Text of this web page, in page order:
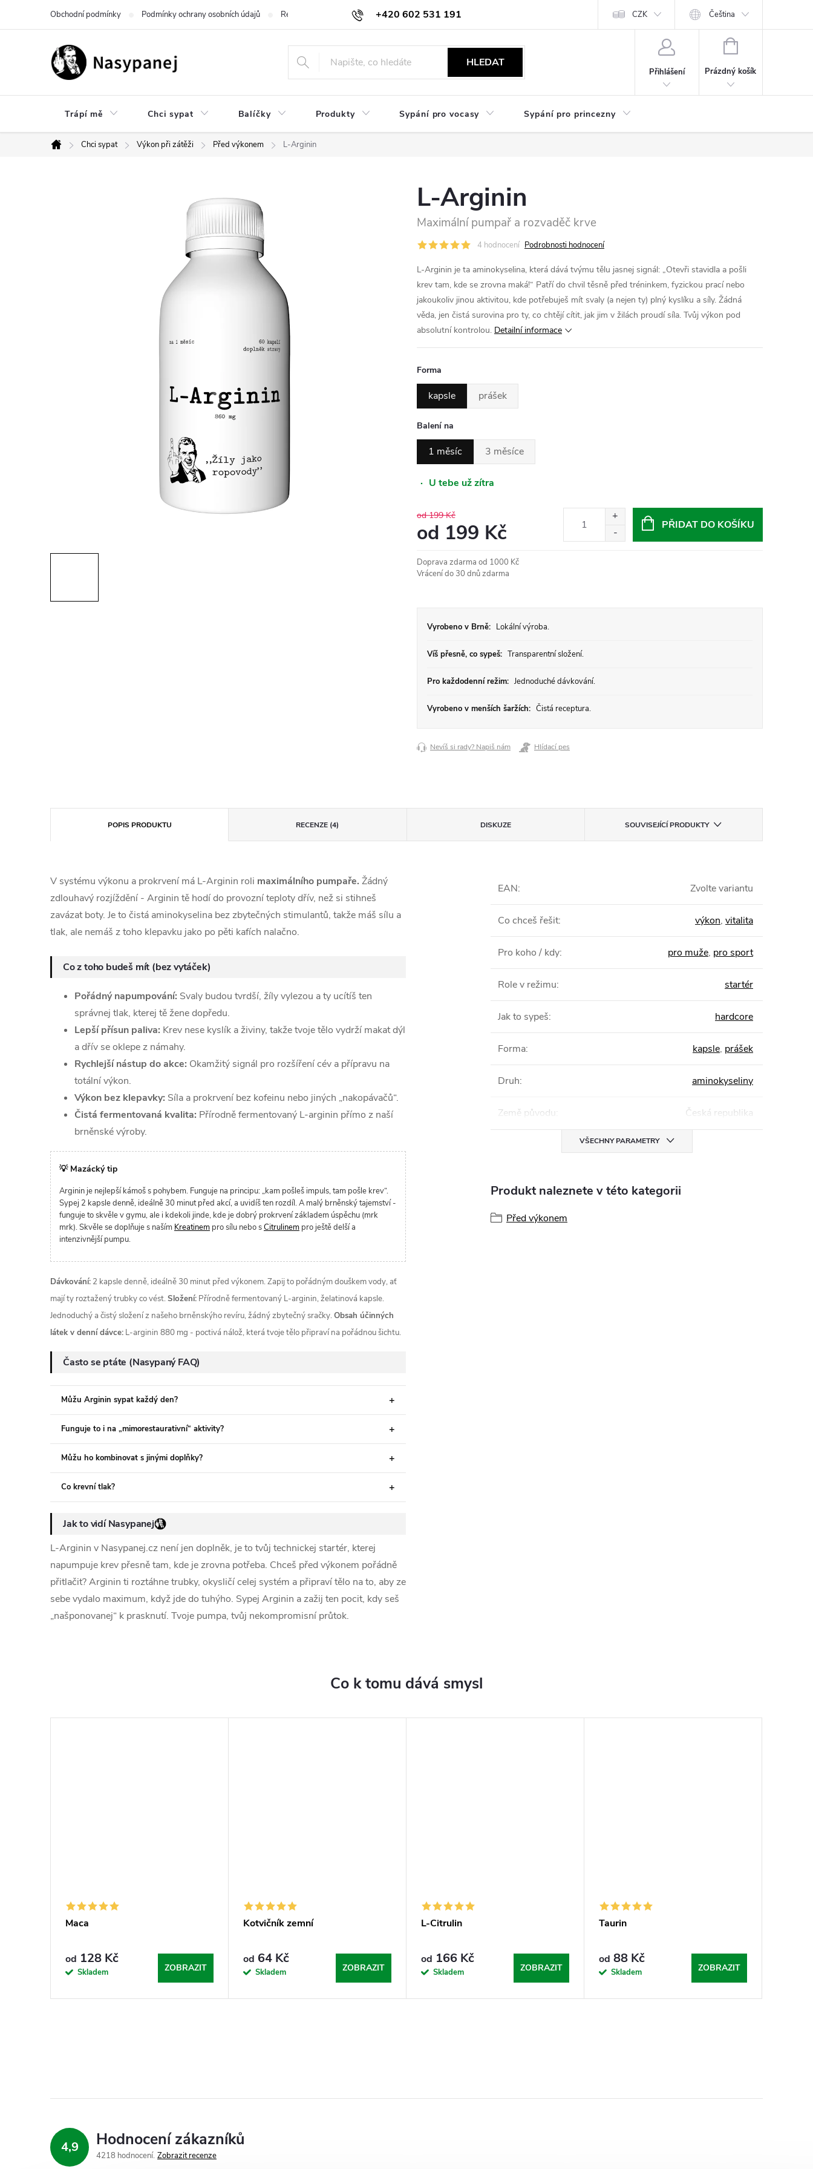
+420 602 531 191
Obchodní podmínky Podmínky ochrany osobních údajů Reklamace a vrácení Obchodní sdělení Hodnocení obchodu CZK Čeština
HLEDAT
Přihlášení
NÁKUPNÍ
Prázdný košík
Trápí mě Chci sypat Balíčky Produkty Sypání pro vocasy Sypání pro princezny
Domů
Chci sypat Výkon při zátěži Před výkonem L-Arginin
L-Arginin
Maximální pumpař a rozvaděč krve
4 hodnocení Podrobnosti hodnocení
L-Arginin je ta aminokyselina, která dává tvýmu tělu jasnej signál: „Otevři stavidla a pošli
krev tam, kde se zrovna maká!“ Patří do chvil těsně před tréninkem, fyzickou prací nebo
jakoukoliv jinou aktivitou, kde potřebuješ mít svaly (a nejen ty) plný kyslíku a síly. Žádná
věda, jen čistá surovina pro ty, co chtějí cítit, jak jim v žilách proudí síla. Tvůj výkon pod
absolutní kontrolou. Detailní informace
Forma
kapsle prášek
Balení na
1 měsíc 3 měsíce
· U tebe už zítra
od 199 Kč
od 199 Kč
cena:
PŘIDAT DO KOŠÍKU
Doprava zdarma od 1000 Kč
Vrácení do 30 dnů zdarma
Vyrobeno v Brně: Lokální výroba.
Víš přesně, co sypeš: Transparentní složení.
Pro každodenní režim: Jednoduché dávkování.
Vyrobeno v menších šaržích: Čistá receptura.
Nevíš si rady? Napiš nám Hlídací pes
POPIS PRODUKTU RECENZE (4) DISKUZE SOUVISEJÍCÍ PRODUKTY
V systému výkonu a prokrvení má L-Arginin roli maximálního pumpaře. Žádný
zdlouhavý rozjíždění - Arginin tě hodí do provozní teploty dřív, než si stihneš
zavázat boty. Je to čistá aminokyselina bez zbytečných stimulantů, takže máš sílu a
tlak, ale nemáš z toho klepavku jako po pěti kafích nalačno.
Co z toho budeš mít (bez vytáček)
Pořádný napumpování: Svaly budou tvrdší, žíly vylezou a ty ucítíš ten
správnej tlak, kterej tě žene dopředu.
Lepší přísun paliva: Krev nese kyslík a živiny, takže tvoje tělo vydrží makat dýl
a dřív se oklepe z námahy.
Rychlejší nástup do akce: Okamžitý signál pro rozšíření cév a přípravu na
totální výkon.
Výkon bez klepavky: Síla a prokrvení bez kofeinu nebo jiných „nakopávačů“.
Čistá fermentovaná kvalita: Přírodně fermentovaný L-arginin přímo z naší
brněnské výroby.
💡 Mazácký tip
Arginin je nejlepší kámoš s pohybem. Funguje na principu: „kam pošleš impuls, tam pošle krev“.
Sypej 2 kapsle denně, ideálně 30 minut před akcí, a uvidíš ten rozdíl. A malý brněnský tajemství -
funguje to skvěle v gymu, ale i kdekoli jinde, kde je dobrý prokrvení základem úspěchu (mrk
mrk). Skvěle se doplňuje s naším Kreatinem pro sílu nebo sCitrulinem pro ještě delší a
intenzivnější pumpu.
Dávkování: 2 kapsle denně, ideálně 30 minut před výkonem. Zapij to pořádným douškem vody, ať
mají ty roztažený trubky co vést.Složení: Přírodně fermentovaný L-arginin, želatinová kapsle.
Jednoduchý a čistý složení z našeho brněnskýho revíru, žádný zbytečný sračky.Obsah účinných
látek v denní dávce: L-arginin 880 mg - poctivá nálož, která tvoje tělo připraví na pořádnou šichtu.
Často se ptáte (Nasypaný FAQ)
Můžu Arginin sypat každý den?
Funguje to i na „mimorestaurativní“ aktivity?
Můžu ho kombinovat s jinými doplňky?
Co krevní tlak?
Jak to vidí Nasypanej
L-Arginin v Nasypanej.cz není jen doplněk, je to tvůj technickej startér, kterej
napumpuje krev přesně tam, kde je zrovna potřeba. Chceš před výkonem pořádně
přitlačit? Arginin ti roztáhne trubky, okysličí celej systém a připraví tělo na to, aby ze
sebe vydalo maximum, když jde do tuhýho. Sypej Arginin a zažij ten pocit, kdy seš
„našponovanej“ k prasknutí. Tvoje pumpa, tvůj nekompromisní průtok.
EAN: Zvolte variantu
Co chceš řešit: výkon, vitalita
Pro koho / kdy: pro muže, pro sport
Role v režimu: startér
Jak to sypeš: hardcore
Forma: kapsle, prášek
Druh: aminokyseliny
Země původu : Česká republika
VŠECHNY PARAMETRY
Produkt naleznete v této kategorii
Před výkonem
Co k tomu dává smysl
Maca
od 128 Kč
Skladem ZOBRAZIT
Kotvičník zemní
od 64 Kč
Skladem ZOBRAZIT
L-Citrulin
od 166 Kč
Skladem ZOBRAZIT
Taurin
od 88 Kč
Skladem ZOBRAZIT
4,9 Hodnocení zákazníků
4218 hodnocení Zobrazit recenze